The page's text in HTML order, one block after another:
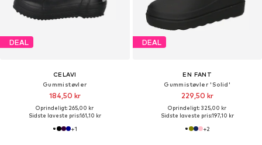
DEAL
CELAVI
Gummistøvler
184,50 kr
Oprindeligt: 265,00 kr
Sidste laveste pris:161,10 kr
+1
DEAL
EN FANT
Gummistøvler 'Solid'
229,50 kr
Oprindeligt: 325,00 kr
Sidste laveste pris:197,10 kr
+2